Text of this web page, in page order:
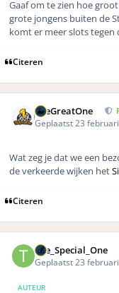
Gaaf om te zien hoe
grote jongens buiten de
komt er meer slots tegen
Citeren
TheGreatOne
Geplaatst 23
Wat zeg je dat we een
de verkeerde wijken het
Citeren
The_Special_One
Geplaatst 23
AUTEUR